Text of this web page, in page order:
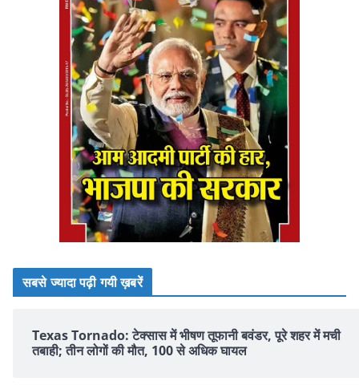
सबसे ज्यादा पढ़ी गयी ख़बरें
Texas Tornado: टेक्सास में भीषण तूफानी बवंडर, पूरे शहर में मची
तबाही; तीन लोगों की मौत, 100 से अधिक घायल